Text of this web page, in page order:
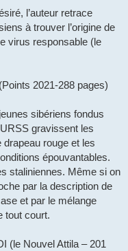
l’auteur retrace
à trouver l’origine de
virus responsable (le
2021-288 pages)
sibériens fondus
gravissent les
rouge et les
épouvantables.
staliniennes. Même si on
par la description de
et par le mélange
tout court.
(le Nouvel Attila – 201